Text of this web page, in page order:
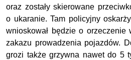
oraz zostały skierowane
o ukaranie. Tam policyjny
wnioskował będzie o orzeczenie
zakazu prowadzenia pojazdów.
grozi także grzywna nawet do 5